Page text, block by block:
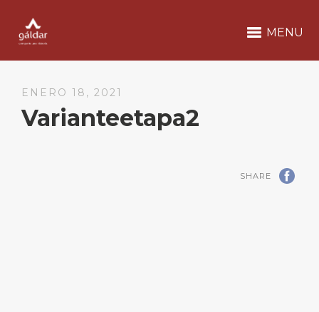
MENU
ENERO 18, 2021
Varianteetapa2
SHARE